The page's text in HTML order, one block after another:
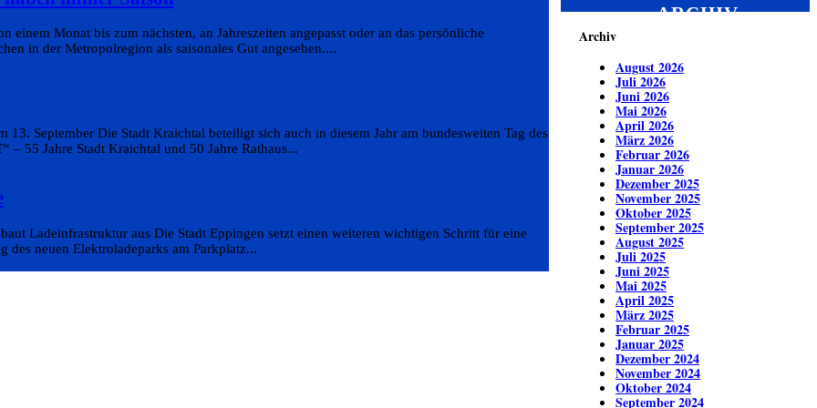
Monat bis zum nächsten, an Jahreszeiten angepasst oder an das persönliche
in der Metropolregion als saisonales Gut angesehen....
September Die Stadt Kraichtal beteiligt sich auch in diesem Jahr am bundesweiten Tag des
55 Jahre Stadt Kraichtal und 50 Jahre Rathaus...
Ladeinfrastruktur aus Die Stadt Eppingen setzt einen weiteren wichtigen Schritt für eine
neuen Elektroladeparks am Parkplatz...
ARCHIV
Archiv
August 2026
Juli 2026
Juni 2026
Mai 2026
April 2026
März 2026
Februar 2026
Januar 2026
Dezember 2025
November 2025
Oktober 2025
September 2025
August 2025
Juli 2025
Juni 2025
Mai 2025
April 2025
März 2025
Februar 2025
Januar 2025
Dezember 2024
November 2024
Oktober 2024
September 2024